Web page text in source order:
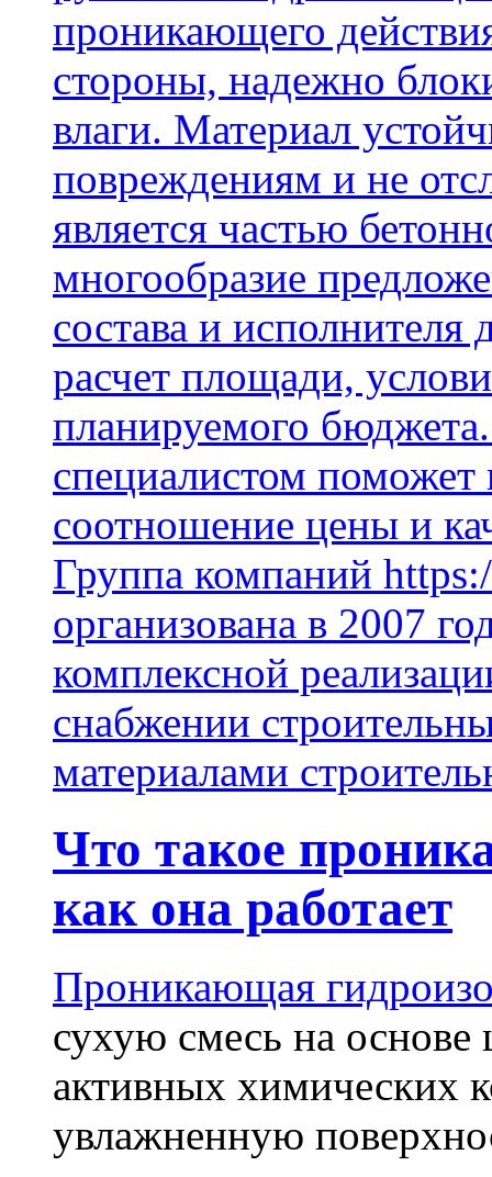
проникающего
стороны, надежно
влаги. Материал
повреждениям и не
является частью
многообразие
состава и
расчет площади,
планируемого
специалистом поможет
соотношение цены и
Группа компаний
организована в 2007
комплексной
снабжении
материалами
Что такое
как она работает
Проникающая
сухую смесь на основе
активных химических
увлажненную